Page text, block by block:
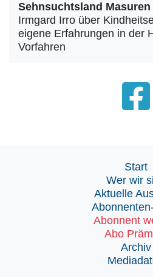
Sehnsuchtsland Masuren
Irmgard Irro über
eigene Erfahrungen in der
Vorfahren
Start
Wer wir
Aktuelle
Abonnent
Abo
Archiv